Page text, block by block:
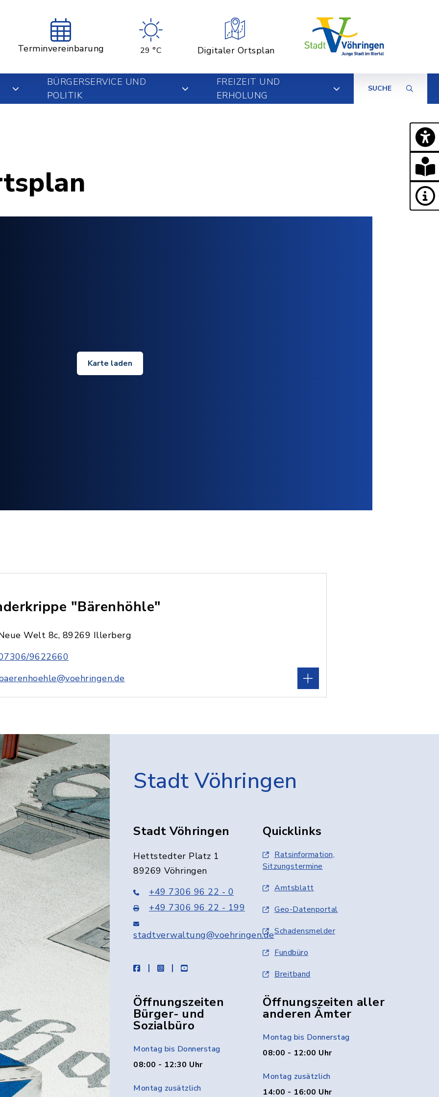
Terminvereinbarung 29 °C Digitaler Ortsplan
BÜRGERSERVICE UND
POLITIK
FREIZEIT UND
ERHOLUNG
SUCHE
Karte laden
"Bärenhöhle"
Welt 8c, 89269 Illerberg
9622660
Stadt Vöhringen
Stadt Vöhringen
Hettstedter Platz 1
89269 Vöhringen
+49 7306 96 22 - 0
+49 7306 96 22 - 199
stadtverwaltung@voehringen.de
facebookinstagramyoutube
Quicklinks
Ratsinformation,
Sitzungstermine
Amtsblatt
Geo-Datenportal
Schadensmelder
Fundbüro
Breitband
Öffnungszeiten
Bürger- und
Sozialbüro
Montag bis Donnerstag
08:00 - 12:30 Uhr
Montag zusätzlich
Öffnungszeiten aller
anderen Ämter
Montag bis Donnerstag
08:00 - 12:00 Uhr
Montag zusätzlich
14:00 - 16:00 Uhr